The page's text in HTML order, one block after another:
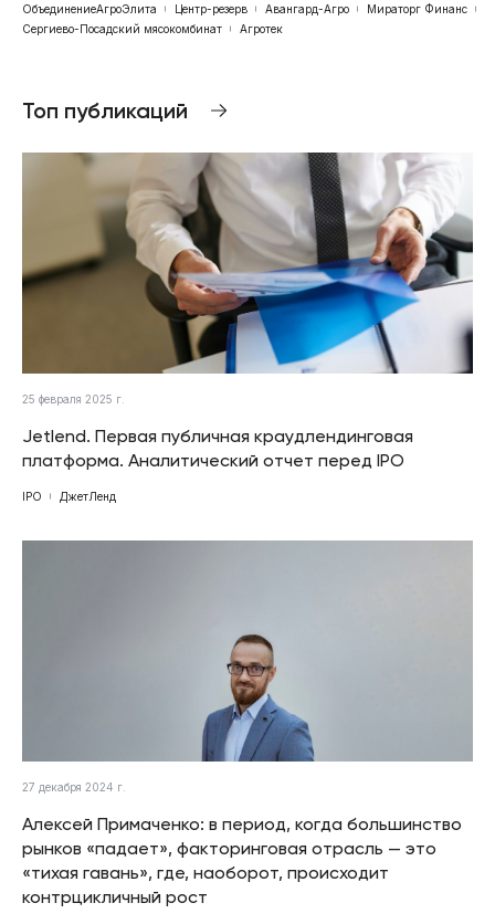
ОбъединениеАгроЭлита Центр-резерв Авангард-Агро
Мираторг Финанс
Сергиево-Посадский мясокомбинат
Агротек
Топ публикаций
25 февраля 2025 г.
Jetlend. Первая публичная краудлендинговая
платформа. Аналитический отчет перед IPO
IPO ДжетЛенд
27 декабря 2024 г.
Алексей Примаченко: в период, когда большинство
рынков «падает», факторинговая отрасль — это
«тихая гавань», где, наоборот, происходит
контрцикличный рост